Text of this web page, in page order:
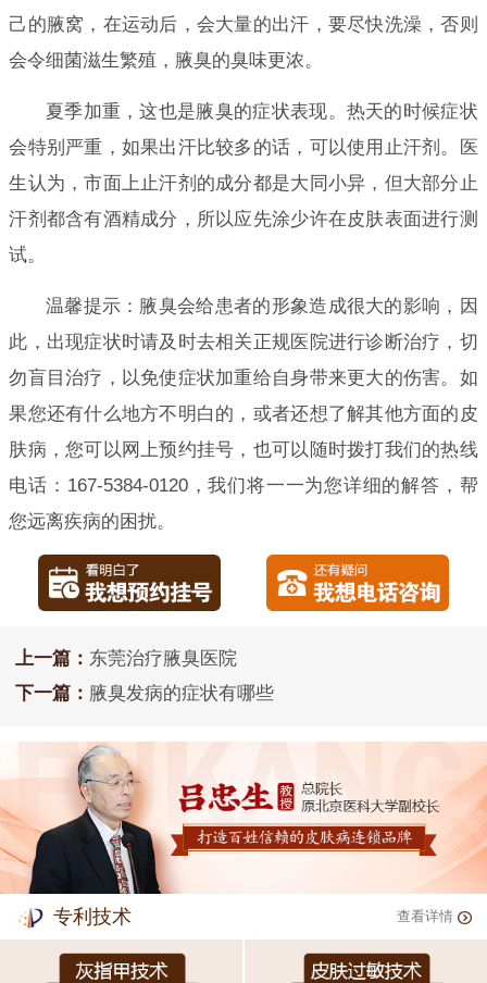
己的腋窝，在运动后，会大量的出汗，要尽快洗澡，否则
会令细菌滋生繁殖，腋臭的臭味更浓。
夏季加重，这也是腋臭的症状表现。热天的时候症状
会特别严重，如果出汗比较多的话，可以使用止汗剂。医
生认为，市面上止汗剂的成分都是大同小异，但大部分止
汗剂都含有酒精成分，所以应先涂少许在皮肤表面进行测
试。
温馨提示：腋臭会给患者的形象造成很大的影响，因
此，出现症状时请及时去相关正规医院进行诊断治疗，切
勿盲目治疗，以免使症状加重给自身带来更大的伤害。如
果您还有什么地方不明白的，或者还想了解其他方面的皮
肤病，您可以网上预约挂号，也可以随时拨打我们的热线
电话：167-5384-0120，我们将一一为您详细的解答，帮
您远离疾病的困扰。
上一篇： 东莞治疗腋臭医院
下一篇： 腋臭发病的症状有哪些
专利技术 查看详情